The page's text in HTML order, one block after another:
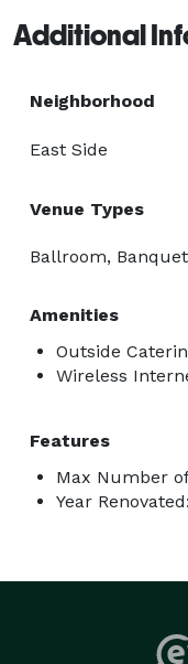
Additional
Neighborhood
East Side
Venue Types
Ballroom,
Amenities
Outside
Wireless
Features
Max Number
Year